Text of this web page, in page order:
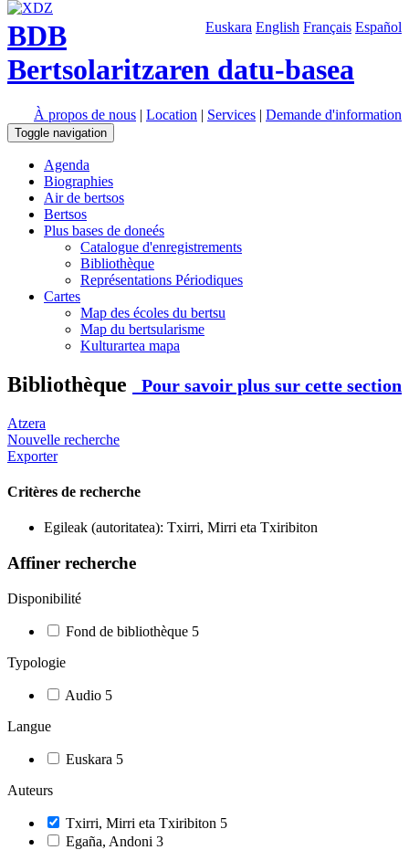
Euskara English Français Español
BDB
Bertsolaritzaren datu-basea
À propos de nous | Location | Services | Demande d'information
Toggle navigation
Agenda
Biographies
Air de bertsos
Bertsos
Plus bases de doneés
Catalogue d'enregistrements
Bibliothèque
Représentations Périodiques
Cartes
Map des écoles du bertsu
Map du bertsularisme
Kulturartea mapa
Bibliothèque Pour savoir plus sur cette section
Atzera
Nouvelle recherche
Exporter
Critères de recherche
Egileak (autoritatea): Txirri, Mirri eta Txiribiton
Affiner recherche
Disponibilité
Fond de bibliothèque 5
Typologie
Audio 5
Langue
Euskara 5
Auteurs
Txirri, Mirri eta Txiribiton 5
Egaña, Andoni 3